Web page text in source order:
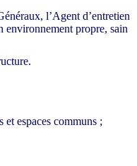
l’Agent d’entretien
environnement propre, sain
espaces communs ;